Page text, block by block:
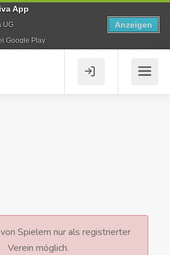
Spielern nur als registrierter
Verein möglich.
App
UG
Google Play
Anzeigen